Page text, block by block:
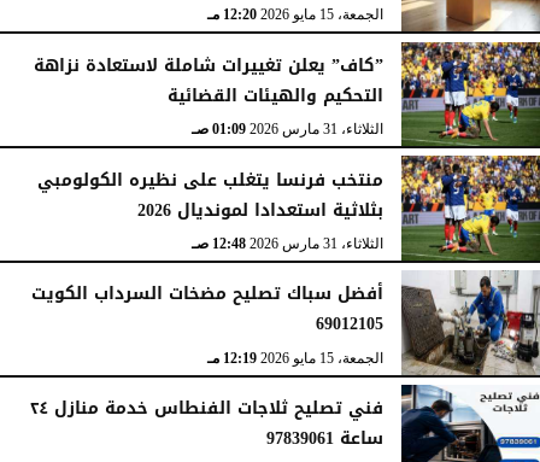
الجمعة، 15 مايو 2026 12:20 مـ
”كاف” يعلن تغييرات شاملة لاستعادة نزاهة
التحكيم والهيئات القضائية
الثلاثاء، 31 مارس 2026 01:09 صـ
منتخب فرنسا يتغلب على نظيره الكولومبي
بثلاثية استعدادا لمونديال 2026
الثلاثاء، 31 مارس 2026 12:48 صـ
أفضل سباك تصليح مضخات السرداب الكويت
69012105
الجمعة، 15 مايو 2026 12:19 مـ
فني تصليح ثلاجات الفنطاس خدمة منازل ٢٤
ساعة 97839061